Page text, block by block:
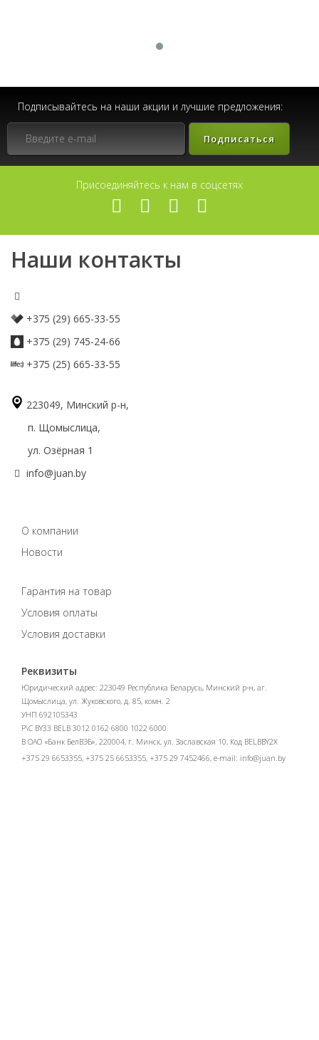
Подписывайтесь на наши акции и лучшие предложения:
Подписаться
Присоединяйтесь к нам в соцсетях
Наши контакты
+375 (29) 665-33-55
+375 (29) 745-24-66
+375 (25) 665-33-55
223049, Минский р-н,
п. Щомыслица,
ул. Озёрная 1
info@juan.by
О компании
Новости
Гарантия на товар
Условия оплаты
Условия доставки
Реквизиты
Юридический адрес: 223049 Республика Беларусь, Минский р-н, аг.
Щомыслица, ул. Жуковского, д. 85, комн. 2
УНП 692105343
Р\С BY33 BELB 3012 0162 6800 1022 6000
В ОАО «Банк БелВЭБ», 220004, г. Минск, ул. Заславская 10, Код BELBBY2X
+375 29 6653355, +375 25 6653355, +375 29 7452466, e-mail: info@juan.by